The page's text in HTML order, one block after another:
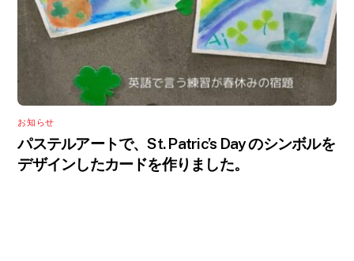
お知らせ
パステルアートで、St. Patric’s Day のシンボルを
デザインしたカードを作りました。